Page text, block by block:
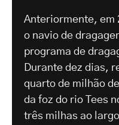
Anteriormente, em
o navio de
programa de
Durante dez dias,
quarto de milhão
da foz do rio Tees
três milhas ao